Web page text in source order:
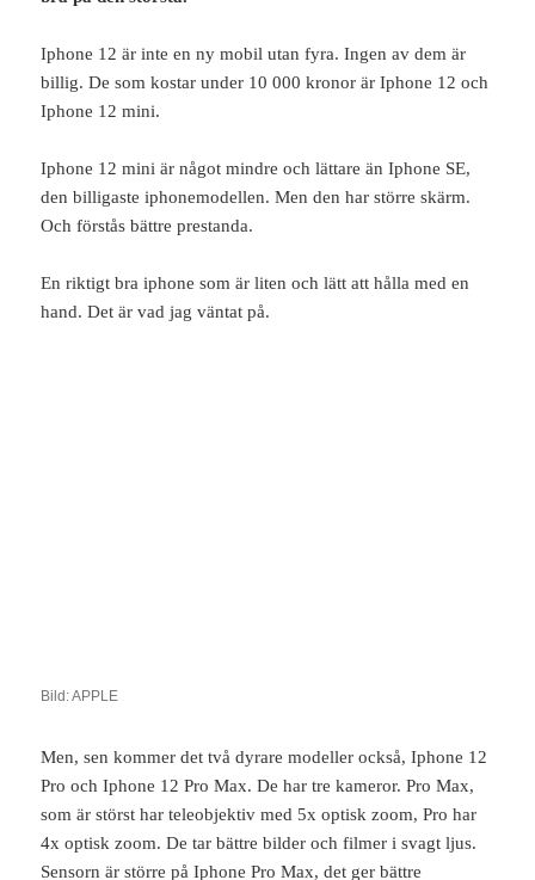
Iphone 12 är inte en ny mobil utan fyra. Ingen av dem är
billig. De som kostar under 10 000 kronor är Iphone 12 och
Iphone 12 mini.
Iphone 12 mini är något mindre och lättare än Iphone SE,
den billigaste iphonemodellen. Men den har större skärm.
Och förstås bättre prestanda.
En riktigt bra iphone som är liten och lätt att hålla med en
hand. Det är vad jag väntat på.
Bild: APPLE
Men, sen kommer det två dyrare modeller också, Iphone 12
Pro och Iphone 12 Pro Max. De har tre kameror. Pro Max,
som är störst har teleobjektiv med 5x optisk zoom, Pro har
4x optisk zoom. De tar bättre bilder och filmer i svagt ljus.
Sensorn är större på Iphone Pro Max, det ger bättre